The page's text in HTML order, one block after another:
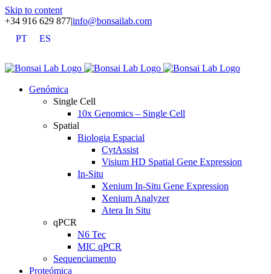
Skip to content
+34 916 629 877|info@bonsailab.com
PT
ES
Genómica
Single Cell
10x Genomics – Single Cell
Spatial
Biologia Espacial
CytAssist
Visium HD Spatial Gene Expression
In-Situ
Xenium In-Situ Gene Expression
Xenium Analyzer
Atera In Situ
qPCR
N6 Tec
MIC qPCR
Sequenciamento
Proteómica